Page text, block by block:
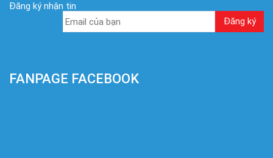
Đăng ký nhận tin
FANPAGE FACEBOOK